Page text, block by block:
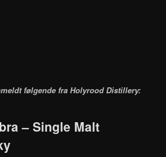
følgende fraHolyrood Distillery:
– Single Malt